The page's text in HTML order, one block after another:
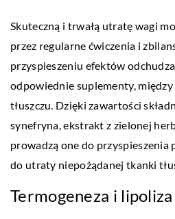
Skuteczną i trwałą utratę wagi
przez regularne ćwiczenia i
przyspieszeniu efektów
odpowiednie suplementy,
tłuszczu. Dzięki zawartości
synefryna, ekstrakt z zielonej
prowadzą one do przyspieszenia
do utraty niepożądanej tkanki
Termogeneza i lipoliza